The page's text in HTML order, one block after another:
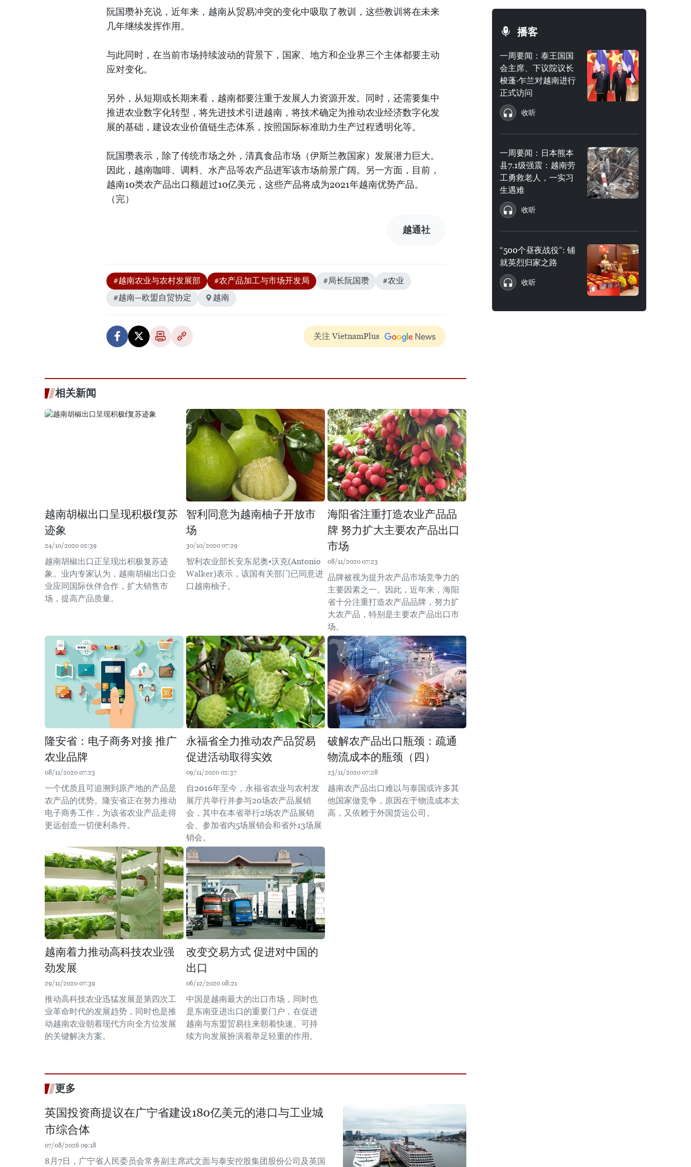
阮国瓒补充说，近年来，越南从贸易冲突的变化中吸取了教训，这些教训将在未来
几年继续发挥作用。
与此同时，在当前市场持续波动的背景下，国家、地方和企业界三个主体都要主动
应对变化。
另外，从短期或长期来看，越南都要注重于发展人力资源开发。同时，还需要集中
推进农业数字化转型，将先进技术引进越南，将技术确定为推动农业经济数字化发
展的基础，建设农业价值链生态体系，按照国际标准助力生产过程透明化等。
阮国瓒表示，除了传统市场之外，清真食品市场（伊斯兰教国家）发展潜力巨大。
因此，越南咖啡、调料、水产品等农产品进军该市场前景广阔。另一方面，目前，
越南10类农产品出口额超过10亿美元，这些产品将成为2021年越南优势产品。
（完）
越通社
#越南农业与农村发展部 #农产品加工与市场开发局 #局长阮国瓒
#农业
#越南—欧盟自贸协定
越南
关注 VietnamPlus
相关新闻
越南胡椒出口呈现积极f复苏
迹象
24/10/2020 02:39
越南胡椒出口正呈现出积极复苏迹
象。业内专家认为，越南胡椒出口企
业应同国际伙伴合作，扩大销售市
场，提高产品质量。
智利同意为越南柚子开放市
场
30/10/2020 07:29
智利农业部长安东尼奥•沃克(Antonio
Walker)表示，该国有关部门已同意进
口越南柚子。
海阳省注重打造农业产品品
牌 努力扩大主要农产品出口
市场
08/11/2020 07:23
品牌被视为提升农产品市场竞争力的
主要因素之一。因此，近年来，海阳
省十分注重打造农产品品牌，努力扩
大农产品，特别是主要农产品出口市
场。
隆安省：电子商务对接 推广
农业品牌
08/11/2020 07:23
一个优质且可追溯到原产地的产品是
农产品的优势。隆安省正在努力推动
电子商务工作，为该省农业产品走得
更远创造一切便利条件。
永福省全力推动农产品贸易
促进活动取得实效
09/11/2020 02:37
自2016年至今，永福省农业与农村发
展厅共举行并参与20场农产品展销
会，其中在本省举行2场农产品展销
会、参加省内5场展销会和省外13场展
销会。
破解农产品出口瓶颈：疏通
物流成本的瓶颈（四）
23/11/2020 07:28
越南农产品出口难以与泰国或许多其
他国家做竞争，原因在于物流成本太
高，又依赖于外国货运公司。
越南着力推动高科技农业强
劲发展
29/11/2020 07:39
推动高科技农业迅猛发展是第四次工
业革命时代的发展趋势，同时也是推
动越南农业朝着现代方向全方位发展
的关键解决方案。
改变交易方式 促进对中国的
出口
06/12/2020 08:21
中国是越南最大的出口市场，同时也
是东南亚进出口的重要门户，在促进
越南与东盟贸易往来朝着快速、可持
续方向发展扮演着举足轻重的作用。
更多
英国投资商提议在广宁省建设180亿美元的港口与工业城
市综合体
07/08/2026 09:18
8月7日，广宁省人民委员会常务副主席武文面与泰安控股集团股份公司及英国
播客
一周要闻：泰王国国
会主席、下议院议长
梭蓬·乍兰对越南进行
正式访问
收听
一周要闻：日本熊本
县7.1级强震：越南劳
工勇救老人，一实习
生遇难
收听
“500个昼夜战役”: 铺
就英烈归家之路
收听